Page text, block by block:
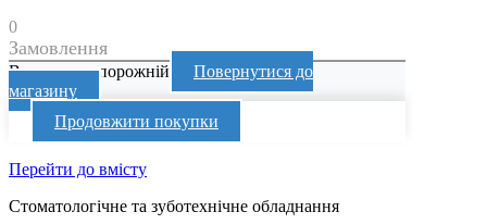
0
Замовлення
Ваш кошик порожній
Повернутися до
магазину
Продовжити покупки
Перейти до вмісту
Стоматологічне та зуботехнічне обладнання